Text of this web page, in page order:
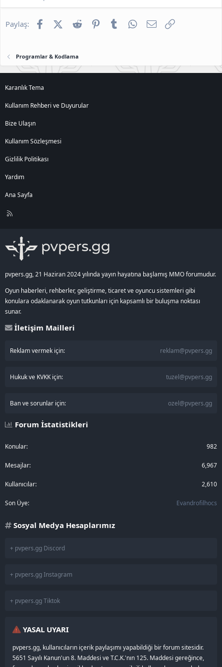
Paylaş: FacebookX (Twitter)
Reddit PinterestTumblr WhatsApp
E-posta
Programlar & Kodlama
Karanlık Tema
Kullanım Rehberi ve Duyurular
Bize Ulaşın
Kullanım Sözleşmesi
Gizlilik Politikası
Yardım
Ana Sayfa
R
pvpers.gg, 21 Haziran 2024 yılında yayın hayatına başlamış MMO forumudur.
Oyun haberleri, rehberler, geliştirme, ticaret ve oyuncu sistemleri gibi
konulara odaklanarak oyun tutkunları için kapsamlı bir buluşma noktası
sunar.
İletişim Mailleri
Reklam vermek için: reklam@pvpers.gg
Hukuk ve KVKK için: tuzel@pvpers.gg
Ban ve sorunlar için: ozel@pvpers.gg
Forum İstatistikleri
Konular 982
Mesajlar 6,967
Kullanıcılar 2,610
Son Üye Evandrofilhocs
Sosyal Medya Hesaplarımız
+ pvpers.gg Discord
+ pvpers.gg Instagram
+ pvpers.gg Tiktok
YASAL UYARI
pvpers.gg, kullanıcıların içerik paylaşımı yapabildiği bir forum sitesidir.
5651 Sayılı Kanun'un 8. Maddesi ve T.C.K.'nın 125. Maddesi gereğince,